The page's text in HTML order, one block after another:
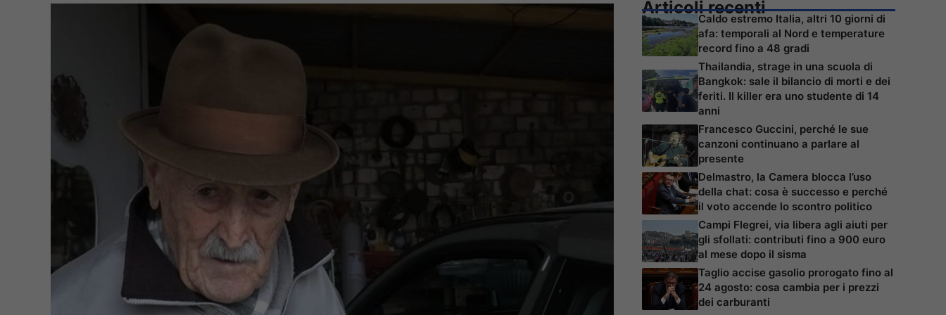
Articoli recenti
Caldo estremo Italia, altri 10 giorni di
afa: temporali al Nord e temperature
record fino a 48 gradi
Thailandia, strage in una scuola di
Bangkok: sale il bilancio di morti e dei
feriti. Il killer era uno studente di 14
anni
Francesco Guccini, perché le sue
canzoni continuano a parlare al
presente
Delmastro, la Camera blocca l’uso
della chat: cosa è successo e perché
il voto accende lo scontro politico
Campi Flegrei, via libera agli aiuti per
gli sfollati: contributi fino a 900 euro
al mese dopo il sisma
Taglio accise gasolio prorogato fino al
24 agosto: cosa cambia per i prezzi
dei carburanti